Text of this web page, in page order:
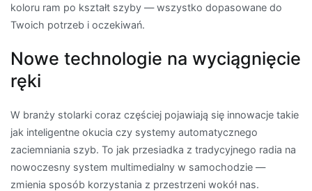
koloru ram po kształt szyby — wszystko dopasowane do
Twoich potrzeb i oczekiwań.
Nowe technologie na wyciągnięcie
ręki
W branży stolarki coraz częściej pojawiają się innowacje takie
jak inteligentne okucia czy systemy automatycznego
zaciemniania szyb. To jak przesiadka z tradycyjnego radia na
nowoczesny system multimedialny w samochodzie —
zmienia sposób korzystania z przestrzeni wokół nas.